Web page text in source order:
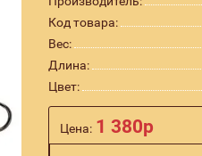
Код товара:
Вес:
Длина:
Цвет:
Цена: 1 380р